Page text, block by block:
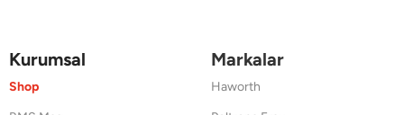
Kurumsal
Shop
Markalar
Haworth